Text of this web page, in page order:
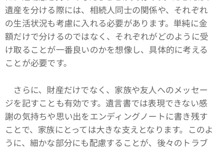
遺産を分ける際には、相続人同士の関係や、それぞれ
の生活状況も考慮に入れる必要があります。単純に金
額だけで分けるのではなく、それぞれがどのように受
け取ることが一番良いのかを想像し、具体的に考える
ことが必要です。
さらに、財産だけでなく、家族や友人へのメッセー
ジを記すことも有効です。遺言書では表現できない感
謝の気持ちや思い出をエンディングノートに書き残す
ことで、家族にとっては大きな支えとなります。このよ
うに、細かな部分にも配慮することが、後々のトラブ